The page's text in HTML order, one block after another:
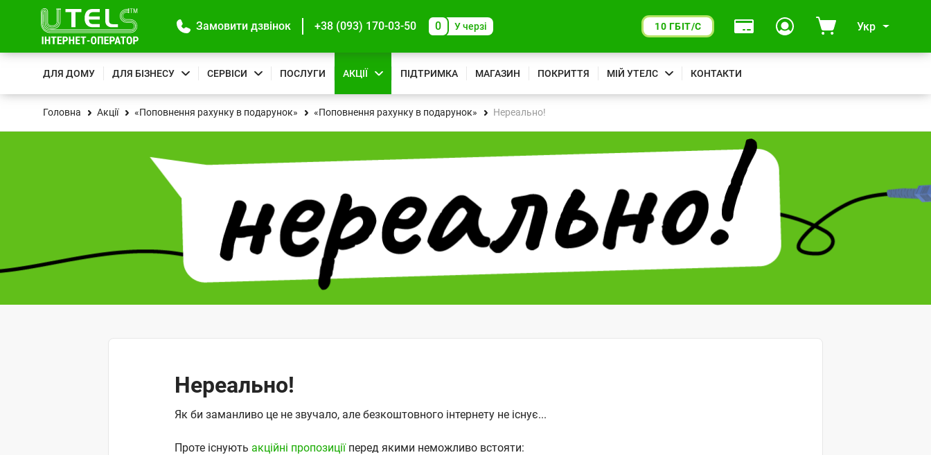
Замовити дзвінок +38 (093) 170-03-50 0 У черзі 10 ГБІТ/С Укр
ДЛЯ ДОМУ ДЛЯ БІЗНЕСУ СЕРВІСИ ПОСЛУГИ АКЦІЇ ПІДТРИМКА МАГАЗИН ПОКРИТТЯ МІЙ УТЕЛС КОНТАКТИ
Головна Акції «Поповнення рахунку в подарунок» «Поповнення рахунку в подарунок» Нереально!
Нереально!
Як би заманливо це не звучало, але безкоштовного інтернету не існує...
Проте існують акційні пропозиціїперед якими неможливо встояти: